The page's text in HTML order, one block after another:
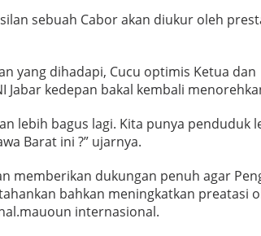
sebuah Cabor akan diukur oleh
yang dihadapi, Cucu optimis Ketua dan
Jabar kedepan bakal kembali
lebih bagus lagi. Kita punya penduduk
Barat ini ?” ujarnya.
memberikan dukungan penuh agar
bahkan meningkatkan preatasi
internasional.